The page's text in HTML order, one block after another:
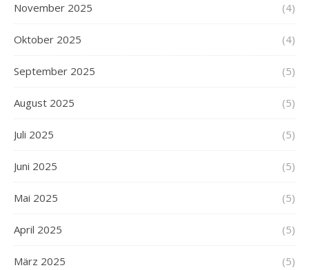
November 2025 (4)
Oktober 2025 (4)
September 2025 (5)
August 2025 (5)
Juli 2025 (5)
Juni 2025 (5)
Mai 2025 (5)
April 2025 (5)
März 2025 (5)